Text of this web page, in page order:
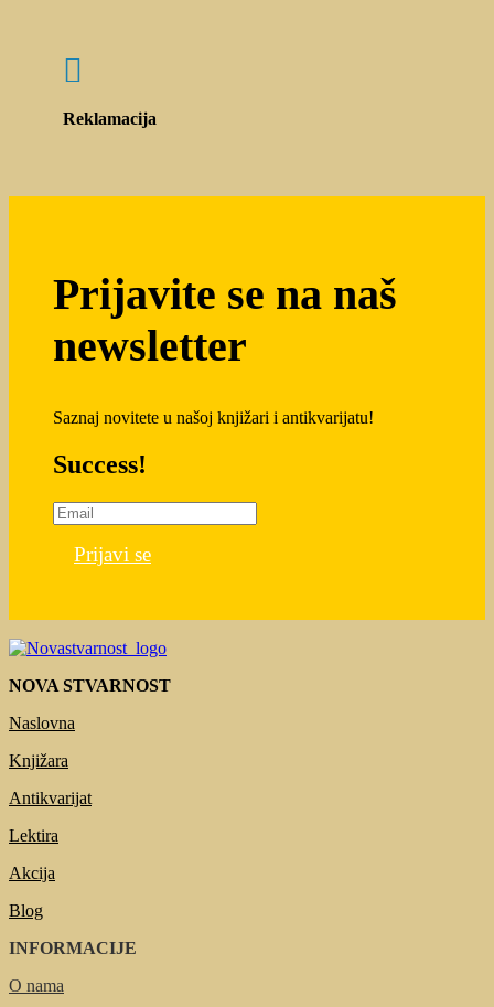

Reklamacija
Prijavite se na naš
newsletter
Saznaj novitete u našoj knjižari i antikvarijatu!
Success!
Prijavi se
NOVA STVARNOST
Naslovna
Knjižara
Antikvarijat
Lektira
Akcija
Blog
INFORMACIJE
O nama